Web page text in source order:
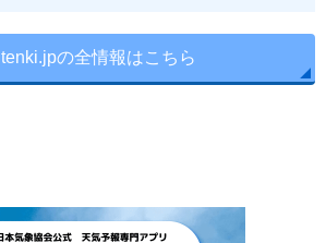
tenki.jpの全情報はこちら